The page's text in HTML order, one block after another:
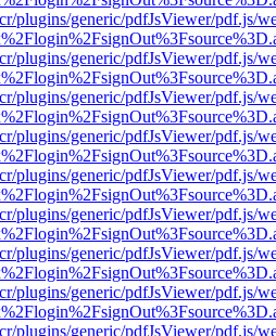
plugins/generic/pdfJsViewer/pdf.js/
plugins/generic/pdfJsViewer/pdf.js/
plugins/generic/pdfJsViewer/pdf.js/
plugins/generic/pdfJsViewer/pdf.js/
plugins/generic/pdfJsViewer/pdf.js/
plugins/generic/pdfJsViewer/pdf.js/
plugins/generic/pdfJsViewer/pdf.js/
plugins/generic/pdfJsViewer/pdf.js/
plugins/generic/pdfJsViewer/pdf.js/